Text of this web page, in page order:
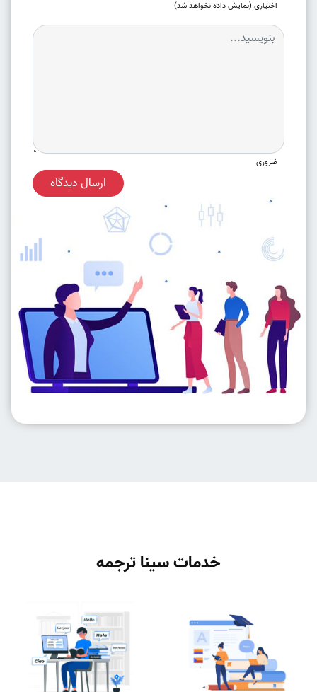
اختیاری (نمایش داده نخواهد شد)
ضروری
ارسال دیدگاه
خدمات سینا ترجمه